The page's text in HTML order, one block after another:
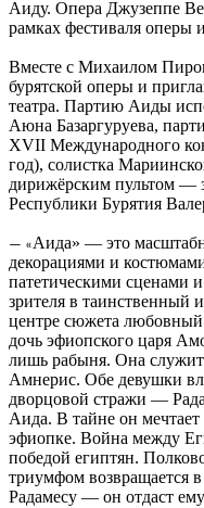
Аиду. Опера Джузеппе
рамках фестиваля оперы
Вместе с Михаилом
бурятской оперы и
театра. Партию Аиды
Аюна Базаргуруева,
XVII Международного
год), солистка
дирижёрским пультом —
Республики Бурятия
— «Аида» — это
декорациями и
патетическими сценами
зрителя в таинственный
центре сюжета любовный
дочь эфиопского царя
лишь рабыня. Она
Амнерис. Обе девушки
дворцовой стражи —
Аида. В тайне он
эфиопке. Война между
победой египтян.
триумфом возвращается
Радамесу — он отдаст